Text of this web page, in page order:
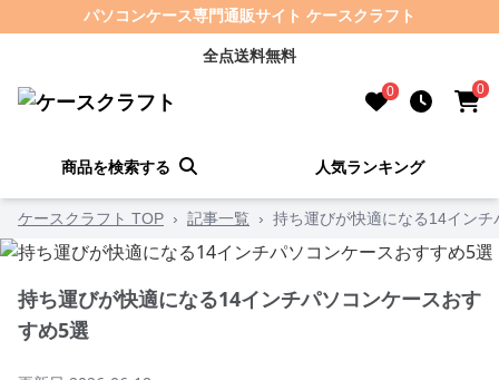
パソコンケース専門通販サイト ケースクラフト
全点送料無料
0 0
商品を検索する 人気ランキング
ケースクラフト TOP › 記事一覧 › 持ち運びが快適になる14イン
持ち運びが快適になる14インチパソコンケースおす
すめ5選